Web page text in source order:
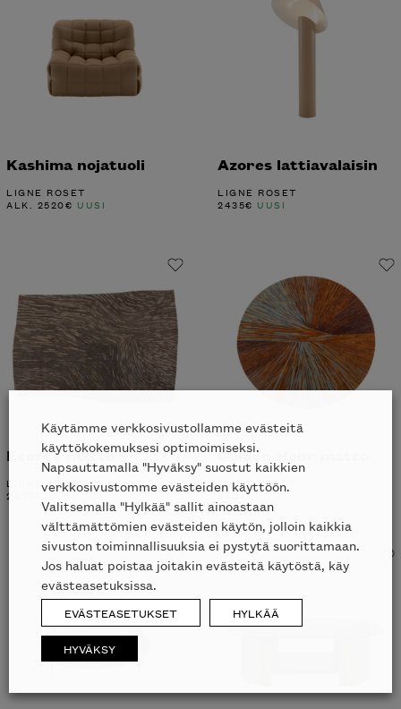
Kashima nojatuoli
LIGNE ROSET
ALK. 2520€ UUSI
Azores lattiavalaisin
LIGNE ROSET
2435€ UUSI
Ecorce matto
LIGNE ROSET
2408 UUSI
Golden Hour matto
LIGNE ROSET
2408€ UUSI
Käytämme verkkosivustollamme evästeitä
käyttökokemuksesi optimoimiseksi.
Napsauttamalla "Hyväksy" suostut kaikkien
verkkosivustomme evästeiden käyttöön.
Valitsemalla "Hylkää" sallit ainoastaan
välttämättömien evästeiden käytön, jolloin kaikkia
sivuston toiminnallisuuksia ei pystytä suorittamaan.
Jos haluat poistaa joitakin evästeitä käytöstä, käy
evästeasetuksissa.
EVÄSTEASETUKSET HYLKÄÄ
HYVÄKSY